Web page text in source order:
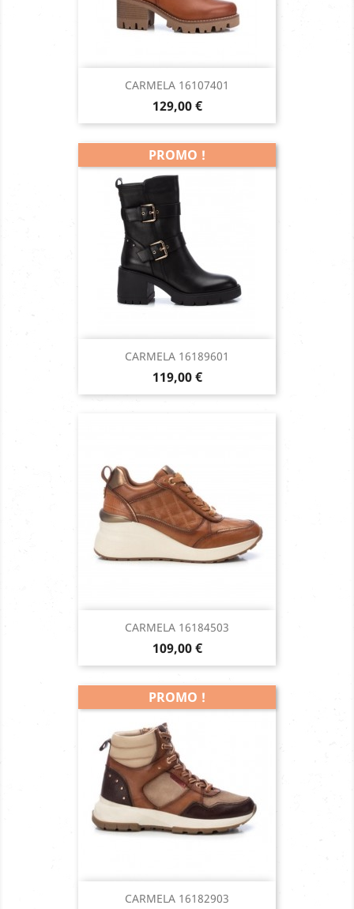
CARMELA 16107401
Prix
129,00 €
CARMELA 16189601
Prix
119,00 €
PROMO !
CARMELA 16184503
Prix
109,00 €
CARMELA 16182903
PROMO !